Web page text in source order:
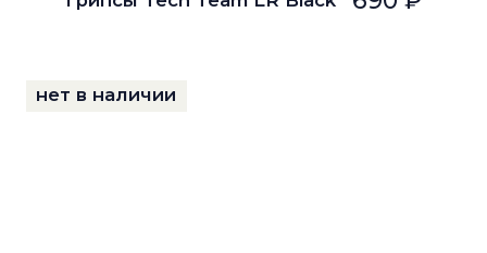
нет в наличии